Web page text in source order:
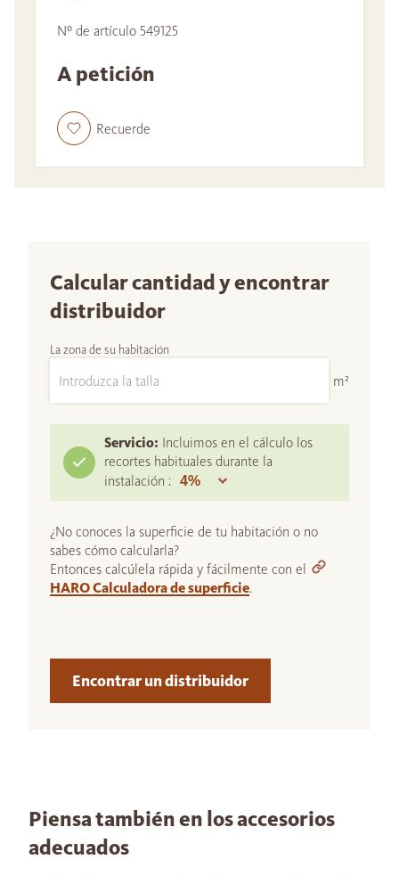
Nº de artículo 549125
A petición
Recuerde
Calcular cantidad y encontrar
distribuidor
La zona de su habitación
m²
Servicio: Incluimos en el cálculo los
recortes habituales durante la
instalación :
¿No conoces la superficie de tu habitación o no
sabes cómo calcularla?
Entonces calcúlela rápida y fácilmente con el
HARO Calculadora de superficie.
Encontrar un distribuidor
Piensa también en los accesorios
adecuados